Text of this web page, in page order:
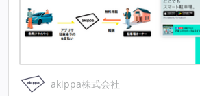
akippa株式会社